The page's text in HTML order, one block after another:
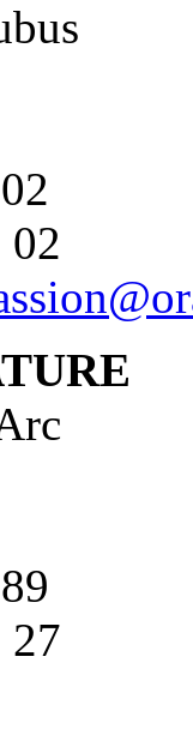
02
27